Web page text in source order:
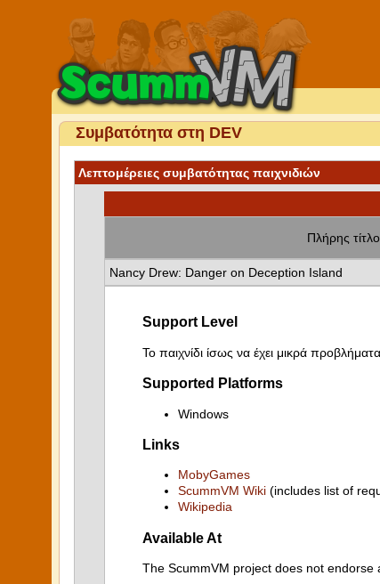
Συμβατότητα στη DEV
Λεπτομέρειες συμβατότητας παιχνιδιών
Πλήρης
Nancy Drew: Danger on Deception Island
Support Level
Το παιχνίδι ίσως να έχει μικρά
Supported Platforms
Windows
Links
MobyGames
ScummVM Wiki (includes list of
Wikipedia
Available At
The ScummVM project does not